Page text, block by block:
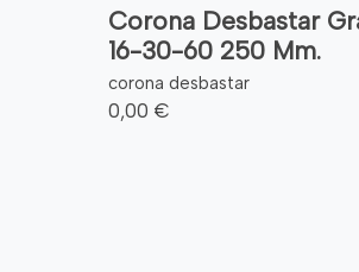
Corona Desbastar
16-30-60 250 Mm.
corona desbastar
0,00 €